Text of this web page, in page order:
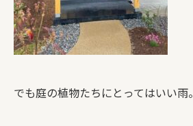
でも庭の植物たちにとってはいい雨。